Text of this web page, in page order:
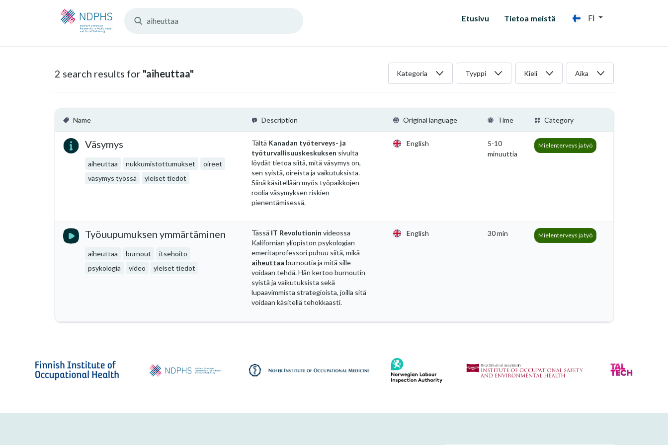
Search
Etusivu Tietoa meistä FI
2 search results for "aiheuttaa" Kategoria Tyyppi Kieli Aika
Name Description Original language Time Category
Väsymys
aiheuttaa nukkumistottumukset
oireet
väsymys työssä
yleiset tiedot
Tältä Kanadan työterveys- ja
työturvallisuuskeskuksen sivulta
löydät tietoa siitä, mitä väsymys on,
sen syistä, oireista ja vaikutuksista.
Siinä käsitellään myös työpaikkojen
roolia väsymyksen riskien
pienentämisessä.
English
5-10
minuuttia
Mielenterveys ja työ
Työuupumuksen ymmärtäminen
aiheuttaa burnout
itsehoito
psykologia
video yleiset tiedot
Tässä IT Revolutionin videossa
Kalifornian yliopiston psykologian
emeritaprofessori puhuu siitä, mikä
aiheuttaa burnoutia ja mitä sille
voidaan tehdä. Hän kertoo burnoutin
syistä ja vaikutuksista sekä
lupaavimmista strategioista, joilla sitä
voidaan käsitellä tehokkaasti.
English 30 min Mielenterveys ja työ